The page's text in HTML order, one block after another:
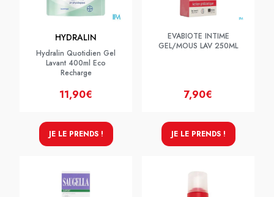
HYDRALIN
Hydralin Quotidien Gel
Lavant 400ml Eco
Recharge
11,90€
JE LE PRENDS !
EVABIOTE INTIME
GEL/MOUS LAV 250ML
7,90€
JE LE PRENDS !